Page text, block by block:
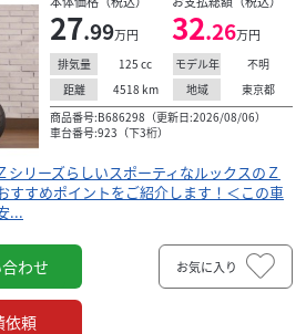
円（税込）
スポーツライドまで、思いのまま
スポーツ！！2021年モデルならで
ングと軽快なハンドリング...
27.99万円 32.26万円
排気量 125 cc モデル年
不明
距離
4518 km 地域
東京都
商品番号:B686298（更新日:2026/08/06）
車台番号:923（下3桁）
シリーズらしいスポーティなルックスのＺ
すすめポイントをご紹介します！＜この車
...
わせ
依頼
お気に入り